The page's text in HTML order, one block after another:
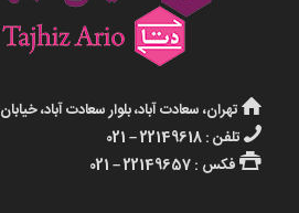
تهران، سعادت آباد، بلوار سعادت آباد، خیابان ۳۴ ام، پلاک ۷۶، واحد ۱۴
تلفن : 22149618 – 021
فکس : 22149657 – 021